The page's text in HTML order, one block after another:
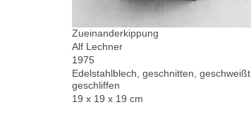
Zueinanderkippung
Alf Lechner
1975
Edelstahlblech, geschnitten, geschweißt,
geschliffen
19 x 19 x 19 cm